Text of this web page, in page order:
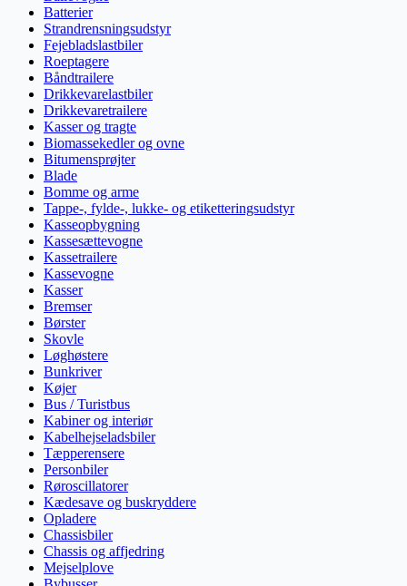
Batterier
Strandrensningsudstyr
Fejebladslastbiler
Roeptagere
Båndtrailere
Drikkevarelastbiler
Drikkevaretrailere
Kasser og tragte
Biomassekedler og ovne
Bitumensprøjter
Blade
Bomme og arme
Tappe-, fylde-, lukke- og etiketteringsudstyr
Kasseopbygning
Kassesættevogne
Kassetrailere
Kassevogne
Kasser
Bremser
Børster
Skovle
Løghøstere
Bunkriver
Køjer
Bus / Turistbus
Kabiner og interiør
Kabelhejseladsbiler
Tæpperensere
Personbiler
Røroscillatorer
Kædesave og buskryddere
Opladere
Chassisbiler
Chassis og affjedring
Mejselplove